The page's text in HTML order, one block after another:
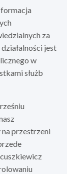
za
jest
w
służb
przestrzeni